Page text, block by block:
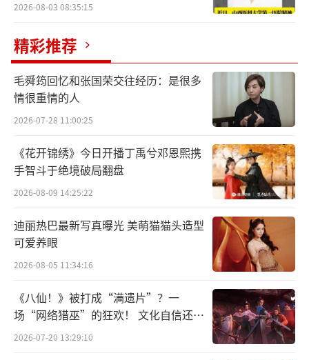
十位来自高校的大学生组成了翻浪家族，
他们个性迥异，每个人都有个各自不同的音乐
理念，同时说唱、国风、流行等不同的音乐风
格也在这里相互碰撞。节目以“游学”为主
题，将音乐教育和社会实践相结合，激发年轻
音乐人对音乐多样性的理解以及发展在合作交
流中对音乐探索的能力。翻浪家族的成员们在
不同的地点体验各种特色文化，并从中汲取创
Z世代年轻人的思考与表达，开启音乐采风新模
式。
虽然相较专业过硬的歌手们，大学生们在
舞台经验上有所欠缺，音乐技巧也并非完美，
但十位选手都具有一定的音乐素养，这也是
2026-08-03 08:35:15
精彩推荐
毛舜筠回忆和张国荣交往经历：是很多
情很重情的人
2026-07-28 11:00:25
《花开锦绣》今日开播丁禹兮邓恩熙携
手智斗于绝境破局翻盘
2026-08-09 14:25:22
迪丽热巴最新写真曝光 美萌猫猫头造型
可爱养眼
2026-08-05 11:34:16
《八仙！》被打成“满遗片”？一
场“网络猎巫”的狂欢！ 文化自信还是
焦虑？
2026-07-20 13:29:10